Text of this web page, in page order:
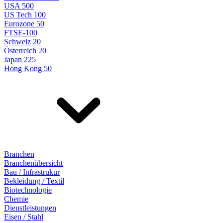
USA 500
US Tech 100
Eurozone 50
FTSE-100
Schweiz 20
Österreich 20
Japan 225
Hong Kong 50
Branchen
Branchenübersicht
Bau / Infrastrukur
Bekleidung / Textil
Biotechnologie
Chemie
Dienstleistungen
Eisen / Stahl